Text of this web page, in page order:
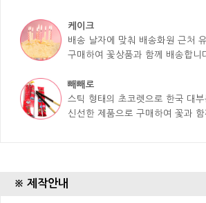
케이크
배송 날자에 맞춰 배송화원 근처
구매하여 꽃상품과 함께 배송합니
빼빼로
스틱 형태의 초코렛으로 한국 대
신선한 제품으로 구매하여 꽃과 함
※ 제작안내